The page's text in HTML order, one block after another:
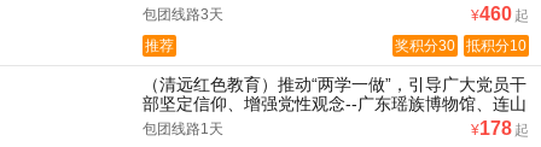
包团线路3天 ¥460 起
抵积分10
奖积分30
推荐
（清远红色教育）推动“两学一做”，引导广大党员干
部坚定信仰、增强党性观念--广东瑶族博物馆、连山
鹰扬关红色教育一天
包团线路1天 ¥178 起